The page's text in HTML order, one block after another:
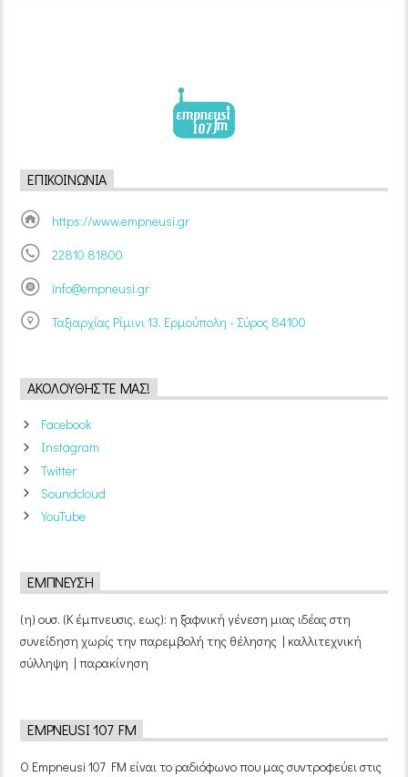
ΕΠΙΚΟΙΝΩΝΊΑ
https://www.empneusi.gr
22810 81800
info@empneusi.gr
Ταξιαρχίας Ρίμινι 13, Ερμούπολη - Σύρος 84100
ΑΚΟΛΟΥΘΉΣΤΕ ΜΑΣ!
Facebook
Instagram
Twitter
Soundcloud
YouTube
ΈΜΠΝΕΥΣΗ
(η) ουσ. (Κ έμπνευσις, εως): η ξαφνική γένεση μιας ιδέας στη
συνείδηση χωρίς την παρεμβολή της θέλησης | καλλιτεχνική
σύλληψη | παρακίνηση
EMPNEUSI 107 FM
Ο Empneusi 107 FM είναι το ραδιόφωνο που μας συντροφεύει στις